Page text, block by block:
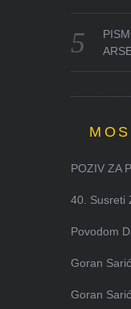
POZIV ZA
40. Susreti
Povodom
Goran
Goran